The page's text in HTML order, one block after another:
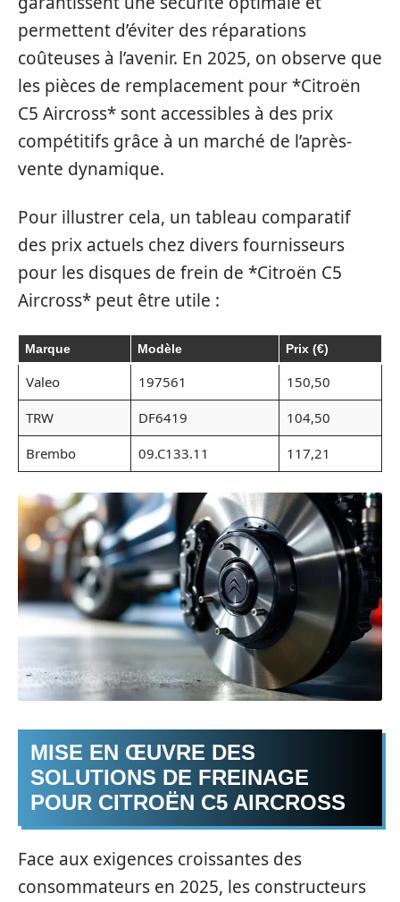
permettent d’éviter des réparations
coûteuses à l’avenir. En 2025, on observe que
les pièces de remplacement pour *Citroën
C5 Aircross* sont accessibles à des prix
compétitifs grâce à un marché de l’après-
vente dynamique.
Pour illustrer cela, un tableau comparatif
des prix actuels chez divers fournisseurs
pour les disques de frein de *Citroën C5
Aircross* peut être utile :
Marque Modèle Prix (€)
Valeo 197561
150,50
TRW
DF6419
104,50
Brembo
09.C133.11 117,21
MISE EN ŒUVRE DES
SOLUTIONS DE FREINAGE
POUR CITROËN C5 AIRCROSS
Face aux exigences croissantes des
consommateurs en 2025, les constructeurs